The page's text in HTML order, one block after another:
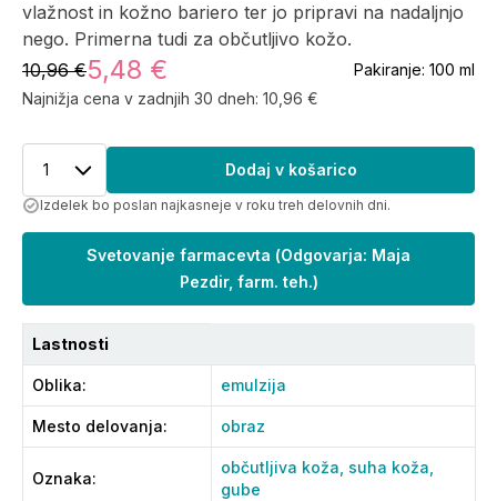
vlažnost in kožno bariero ter jo pripravi na nadaljnjo
nego. Primerna tudi za občutljivo kožo.
10,96 €5,48 € Pakiranje: 100 ml
Najnižja cena v zadnjih 30 dneh: 10,96 €
1 Dodaj v košarico
Izdelek bo poslan najkasneje v roku treh delovnih dni.
Svetovanje farmacevta (Odgovarja: Maja
Pezdir, farm. teh.)
Lastnosti
Oblika: emulzija
Mesto delovanja: obraz
Oznaka:
občutljiva koža, suha koža,
gube